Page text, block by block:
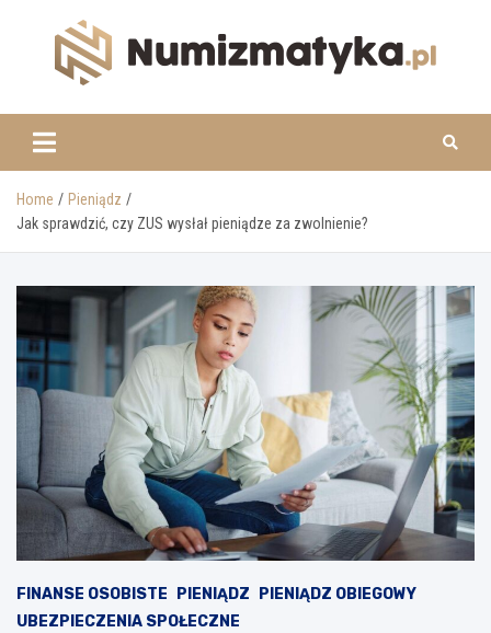
www.numizmatyka.pl
Home
Pieniądz
Jak sprawdzić, czy ZUS wysłał pieniądze za zwolnienie?
FINANSE OSOBISTE PIENIĄDZ
PIENIĄDZ OBIEGOWY
UBEZPIECZENIA SPOŁECZNE